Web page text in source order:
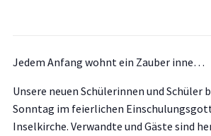
Jedem Anfang wohnt ein Zauber inne…
Unsere neuen Schülerinnen und Schüler
Sonntag im feierlichen
Inselkirche. Verwandte und Gäste sind